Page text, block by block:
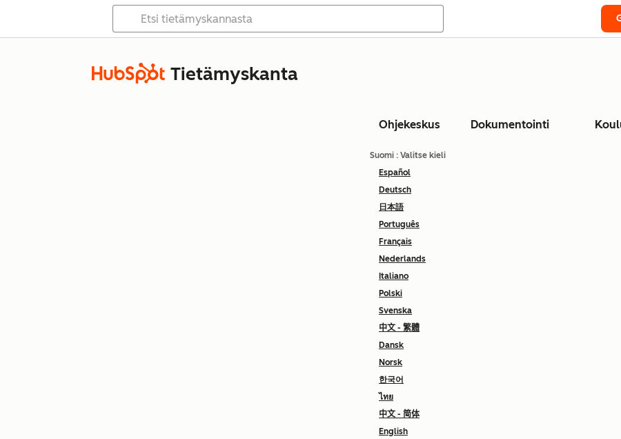
Tietämyskanta
Ohjekeskus Dokumentointi
Suomi : Valitse kieli
Español
Deutsch
日本語
Português
Français
Nederlands
Italiano
Polski
Svenska
中文 - 繁體
Dansk
Norsk
한국어
ไทย
中文 - 简体
English